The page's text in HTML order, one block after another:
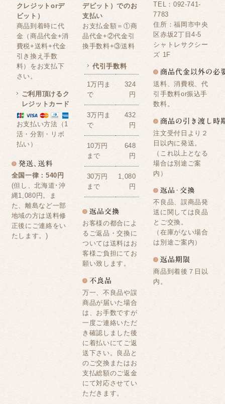
クレジットorデ
ビット）
商品到着時に代
金（商品代金+消
費税+送料+代金
引き換え手数
料）をお支払下
さい。
ご利用頂けるク
レジットカード
お支払い方法（1
活・分割・リボ
払い）
全国一律：540円
(但し、北海道･沖
縄1,080円。ま
た、離島など一部
地域の方は送料修
正後にご連絡をい
たします。)
デビット）でのお
支払い
お支払金額＝①商
品代金+②代金引
換手数料+③送料
代引手数料
1万円ま
で
324
円
3万円ま
で
432
円
10万円
まで
648
円
30万円
まで
1,080
円
お客様の都合によ
るご返品・交換に
ついては送料はお
客様ご負担にてお
願い致します。
万一、不良品や誤
商品が届いた場合
は、お手数ですが
一度ご連絡いただ
き確認しました後
に着払いにてご返
送下さい。良品と
のご交換またはお
支払総額のご返金
にて対応させてい
ただきます。
TEL：092-741-
7783
住所：福岡市中央
区赤坂2丁目4-5
シャトレサクシー
ズ 1F
送料、消費税、代
引手数料or振込手
数料。
注文受付日より２
日以内に発送。
（これ以上となる
場合は別途ご案
内）
不良品、誤商品発
送に関しては良品
とご交換。
（在庫がない場合
は別途ご案内）
商品到着後７日以
内。